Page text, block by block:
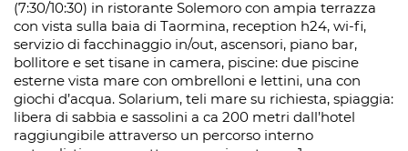
(7:30/10:30) in ristorante Solemoro con ampia terrazza
con vista sulla baia di Taormina, reception h24, wi-fi,
servizio di facchinaggio in/out, ascensori, piano bar,
bollitore e set tisane in camera, piscine: due piscine
esterne vista mare con ombrelloni e lettini, una con
giochi d’acqua. Solarium, teli mare su richiesta, spiaggia:
libera di sabbia e sassolini a ca 200 metri dall’hotel
raggiungibile attraverso un percorso interno